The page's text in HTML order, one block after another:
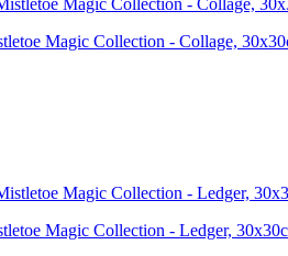
Magic Collection - Collage,
Magic Collection - Ledger,